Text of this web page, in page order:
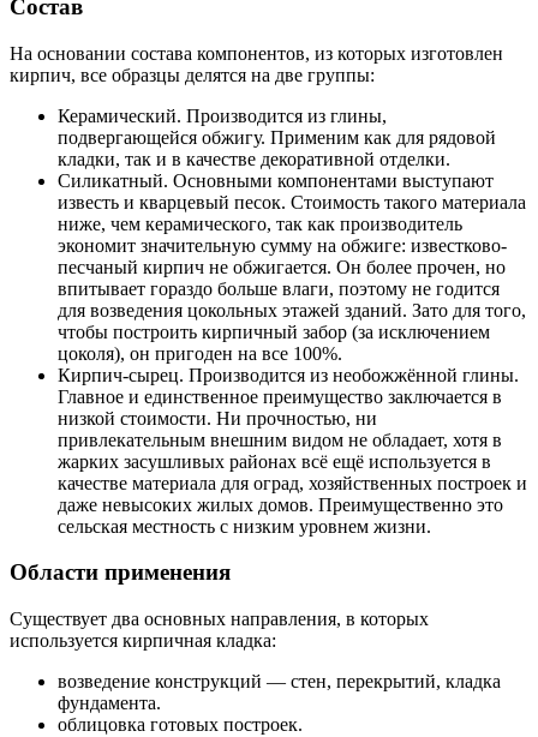
Состав
На основании состава компонентов, из которых изготовлен
кирпич, все образцы делятся на две группы:
Керамический. Производится из глины,
подвергающейся обжигу. Применим как для рядовой
кладки, так и в качестве декоративной отделки.
Силикатный. Основными компонентами выступают
известь и кварцевый песок. Стоимость такого материала
ниже, чем керамического, так как производитель
экономит значительную сумму на обжиге: известково-
песчаный кирпич не обжигается. Он более прочен, но
впитывает гораздо больше влаги, поэтому не годится
для возведения цокольных этажей зданий. Зато для того,
чтобы построить кирпичный забор (за исключением
цоколя), он пригоден на все 100%.
Кирпич-сырец. Производится из необожжённой глины.
Главное и единственное преимущество заключается в
низкой стоимости. Ни прочностью, ни
привлекательным внешним видом не обладает, хотя в
жарких засушливых районах всё ещё используется в
качестве материала для оград, хозяйственных построек и
даже невысоких жилых домов. Преимущественно это
сельская местность с низким уровнем жизни.
Области применения
Существует два основных направления, в которых
используется кирпичная кладка:
возведение конструкций ― стен, перекрытий, кладка
фундамента.
облицовка готовых построек.